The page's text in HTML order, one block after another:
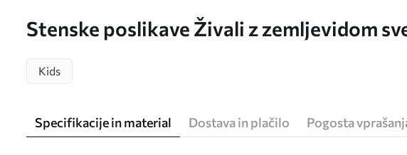
Stenske poslikave Živali z zemljevidom
Kids
Specifikacije in material Dostava in plačilo Pogosta